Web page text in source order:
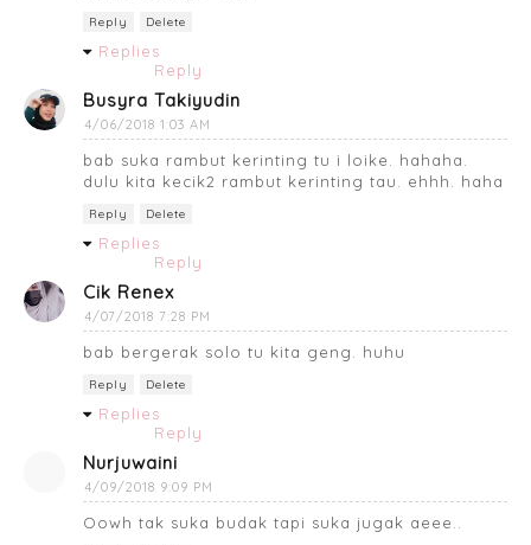
Reply Delete
Replies
Reply
Busyra Takiyudin
4/06/2018 1:03 AM
bab suka rambut kerinting tu i loike. hahaha.
dulu kita kecik2 rambut kerinting tau. ehhh. haha
Reply Delete
Replies
Reply
Cik Renex
4/07/2018 7:28 PM
bab bergerak solo tu kita geng. huhu
Reply Delete
Replies
Reply
Nurjuwaini
4/09/2018 9:09 PM
Oowh tak suka budak tapi suka jugak aeee..